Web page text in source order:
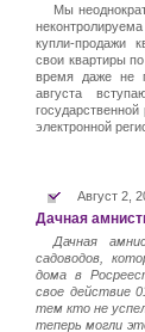
Мы
купли-продажи
свои квартиры
время даже не
августа
электронной
Август 2,
Дачная
Дачная
садоводов,
дома в
свое действие
тем кто не
теперь могли